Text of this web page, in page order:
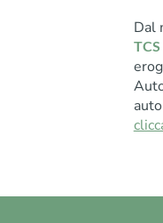
Dal